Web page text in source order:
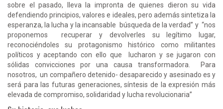
sobre el pasado, lleva la impronta de quienes dieron su vida
defendiendo principios, valores e ideales, pero además sintetiza la
esperanza, la lucha y la incansable búsqueda de la verdad” y “nos
proponemos recuperar y devolverles su legítimo lugar,
reconociéndoles su protagonismo histórico como militantes
políticos y aceptando con ello que lucharon y se jugaron con
sólidas convicciones por una causa transformadora. Para
nosotros, un compañero detenido- desaparecido y asesinado es y
será para las futuras generaciones, síntesis de la expresión más
elevada de compromiso, solidaridad y lucha revolucionaria”